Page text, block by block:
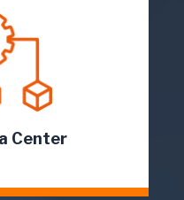
Center
más eﬁciente la
mejorando
rendimiento...